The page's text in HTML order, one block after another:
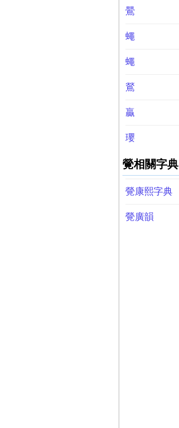
鷪
蠅
蠅
鶑
贏
瓔
覮相關字典
覮康熙字典
覮廣韻